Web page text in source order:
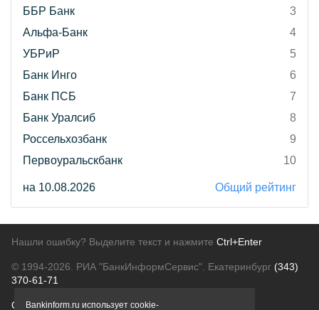
ББР Банк
3
Альфа-Банк
4
УБРиР
5
Банк Инго
6
Банк ПСБ
7
Банк Уралсиб
8
Россельхозбанк
9
Первоуральскбанк
10
на 10.08.2026 Общий рейтинг
Нашли ошибку? Выделите текст и нажмите Ctrl+Enter
© 1994-2026. РИА "БанкИнформСервис". Екатеринбург (343)
370-61-71
О проектеПолитика конфиденциальности
Bankinform.ru использует cookie-